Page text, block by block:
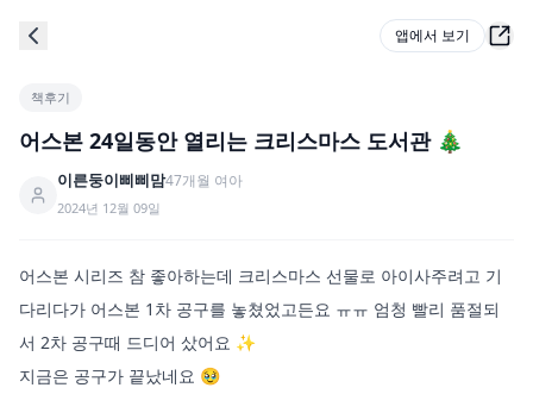
앱에서 보기
책후기
어스본 24일동안 열리는 크리스마스 도서관 🎄
이른둥이삐삐맘47개월 여아
2024년 12월 09일
어스본 시리즈 참 좋아하는데 크리스마스 선물로 아이사주려고 기
다리다가 어스본 1차 공구를 놓쳤었고든요 ㅠㅠ 엄청 빨리 품절되
서 2차 공구때 드디어 샀어요 ✨️
지금은 공구가 끝났네요 🥹